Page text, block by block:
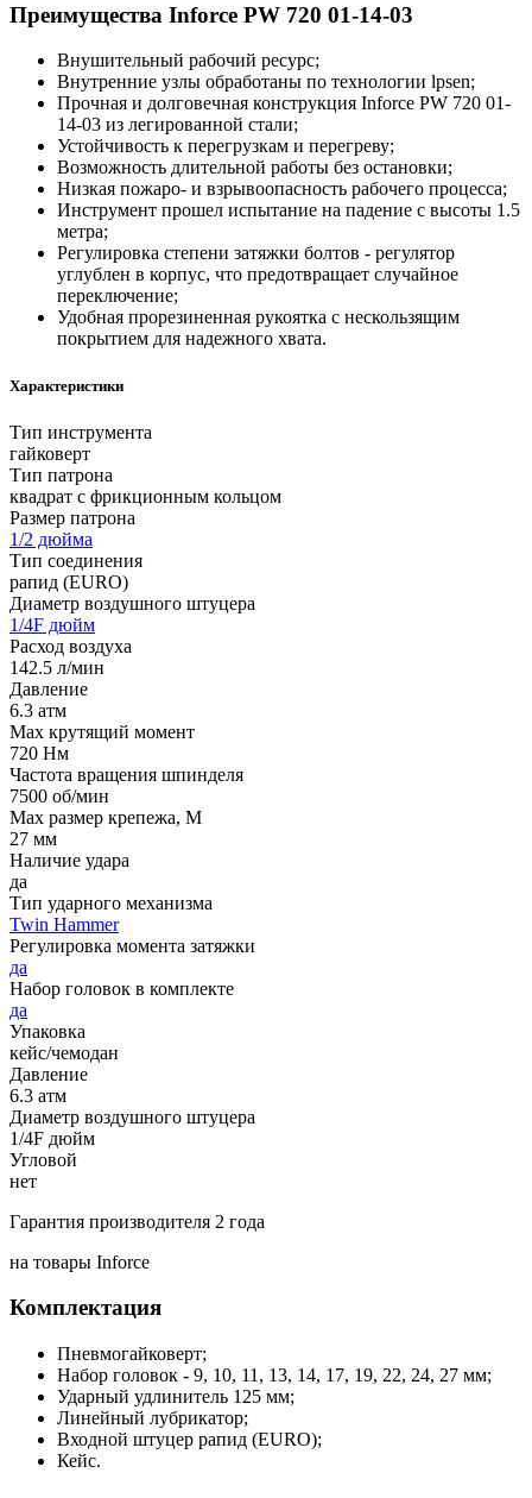
Преимущества Inforce PW 720 01-14-03
Внушительный рабочий ресурс;
Внутренние узлы обработаны по технологии lpsen;
Прочная и долговечная конструкция Inforce PW 720 01-
14-03 из легированной стали;
Устойчивость к перегрузкам и перегреву;
Возможность длительной работы без остановки;
Низкая пожаро- и взрывоопасность рабочего процесса;
Инструмент прошел испытание на падение с высоты 1.5
метра;
Регулировка степени затяжки болтов - регулятор
углублен в корпус, что предотвращает случайное
переключение;
Удобная прорезиненная рукоятка с нескользящим
покрытием для надежного хвата.
Характеристики
Тип инструмента
гайковерт
Тип патрона
квадрат с фрикционным кольцом
Размер патрона
1/2 дюйма
Тип соединения
рапид (EURO)
Диаметр воздушного штуцера
1/4F дюйм
Расход воздуха
142.5 л/мин
Давление
6.3 атм
Max крутящий момент
720 Нм
Частота вращения шпинделя
7500 об/мин
Max размер крепежа, М
27 мм
Наличие удара
да
Тип ударного механизма
Twin Hammer
Регулировка момента затяжки
да
Набор головок в комплекте
да
Упаковка
кейс/чемодан
Давление
6.3 атм
Диаметр воздушного штуцера
1/4F дюйм
Угловой
нет
Гарантия производителя 2 года
на товары Inforce
Комплектация
Пневмогайковерт;
Набор головок - 9, 10, 11, 13, 14, 17, 19, 22, 24, 27 мм;
Ударный удлинитель 125 мм;
Линейный лубрикатор;
Входной штуцер рапид (ЕURO);
Кейс.